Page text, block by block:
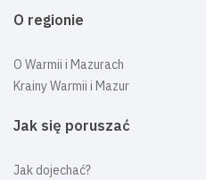
O regionie
O Warmii i Mazurach
Krainy Warmii i Mazur
Jak się poruszać
Jak dojechać?